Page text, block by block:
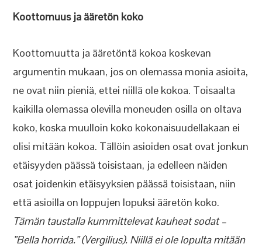
Koottomuus ja ääretön koko
Koottomuutta ja ääretöntä kokoa koskevan
argumentin mukaan, jos on olemassa monia asioita,
ne ovat niin pieniä, ettei niillä ole kokoa. Toisaalta
kaikilla olemassa olevilla moneuden osilla on oltava
koko, koska muulloin koko kokonaisuudellakaan ei
olisi mitään kokoa. Tällöin asioiden osat ovat jonkun
etäisyyden päässä toisistaan, ja edelleen näiden
osat joidenkin etäisyyksien päässä toisistaan, niin
että asioilla on loppujen lopuksi ääretön koko.
Tämän taustalla kummittelevat kauheat sodat –
”Bella horrida.” (Vergilius). Niillä ei ole lopulta mitään